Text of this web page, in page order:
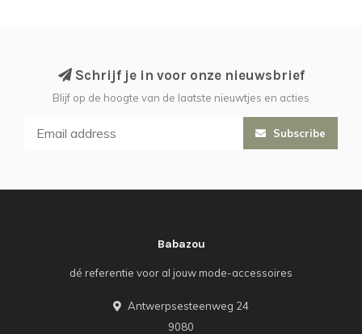
Schrijf je in voor onze nieuwsbrief
Blijf op de hoogte van de laatste nieuwtjes en acties
Subscribe
Babazou
dé referentie voor al jouw mode-accessoires
Antwerpsesteenweg 24
9080